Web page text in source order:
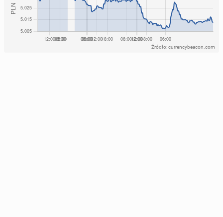
Źródło: currencybeacon.com